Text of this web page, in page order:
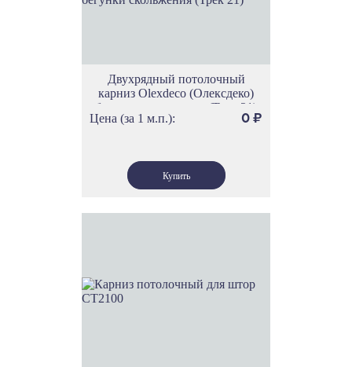
Двухрядный потолочный
карниз Olexdeco (Олексдеко)
бегунки скольжения (Трек 21)
Цена (за 1 м.п.):
0 ₽